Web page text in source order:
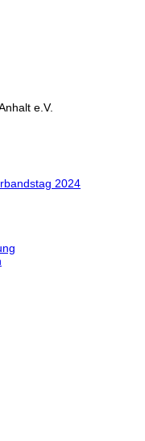
e.V.
2024